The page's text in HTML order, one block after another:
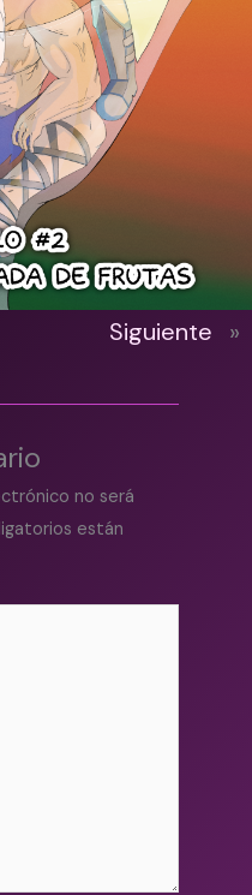
Siguiente »
no será
están